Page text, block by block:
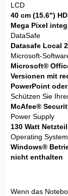
LCD
40 cm (15.6")
Mega Pixel
DataSafe
Datasafe Local
Microsoft-
Microsoft®
Versionen mit
PowerPoint
Schützen Sie
McAfee®
Power Supply
130 Watt Netzteil
Operating
Windows®
nicht enthalten
Wenn das